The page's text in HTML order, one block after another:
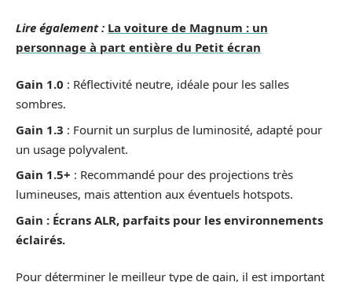
Lire également : La voiture de Magnum : un
personnage à part entière du Petit écran
Gain 1.0 : Réflectivité neutre, idéale pour les salles
sombres.
Gain 1.3 : Fournit un surplus de luminosité, adapté pour
un usage polyvalent.
Gain 1.5+ : Recommandé pour des projections très
lumineuses, mais attention aux éventuels hotspots.
Gain : Écrans ALR, parfaits pour les environnements
éclairés.
Pour déterminer le meilleur type de gain, il est important